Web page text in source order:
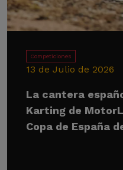
Competiciones
13 de Julio de 2026
La cantera
Karting de
Copa de España